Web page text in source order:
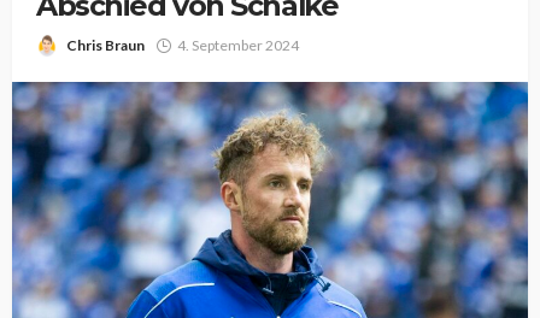
Chris Braun 4. September 2024